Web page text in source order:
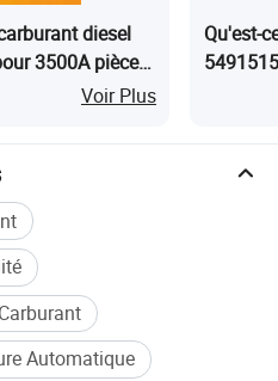
diesel
3500A pièces
Voir Plus
Qu'est-
Automatique